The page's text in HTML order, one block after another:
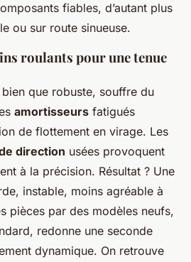
fiables, d’autant plus
ou sur route sinueuse.
roulants pour une tenue
bien que robuste, souffre du
amortisseurs fatigués
de flottement en virage. Les
direction usées provoquent
à la précision. Résultat ? Une
instable, moins agréable à
pièces par des modèles neufs,
redonne une seconde
dynamique. On retrouve